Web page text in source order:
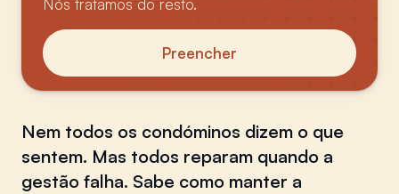
Nós tratamos do resto.
Preencher
Nem todos os condóminos dizem o que
sentem. Mas todos reparam quando a
gestão falha. Sabe como manter a